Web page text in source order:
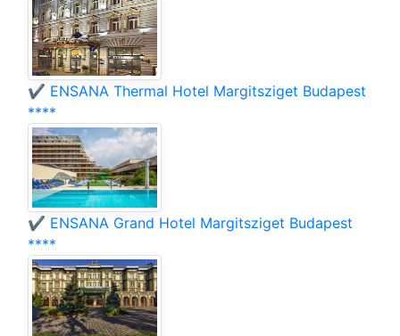
✔️ ENSANA Thermal Hotel Margitsziget Budapest
****
✔️ ENSANA Grand Hotel Margitsziget Budapest
****